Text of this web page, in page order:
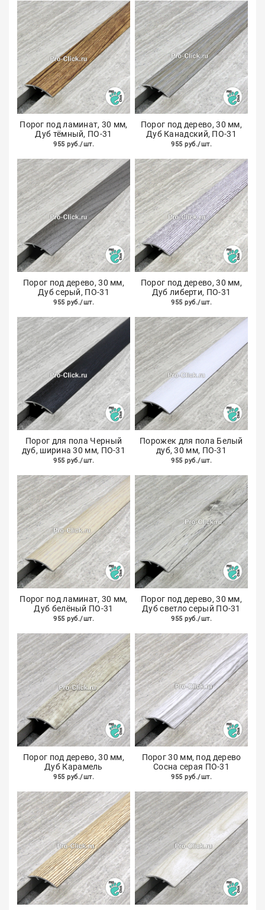
Порог под ламинат, 30 мм,
Дуб тёмный, ПО-31
955 руб./шт.
Порог под дерево, 30 мм,
Дуб Канадский, ПО-31
955 руб./шт.
Порог под дерево, 30 мм,
Дуб серый, ПО-31
955 руб./шт.
Порог под дерево, 30 мм,
Дуб либерти, ПО-31
955 руб./шт.
Порог для пола Черный
дуб, ширина 30 мм, ПО-31
955 руб./шт.
Порожек для пола Белый
дуб, 30 мм, ПО-31
955 руб./шт.
Порог под ламинат, 30 мм,
Дуб белёный ПО-31
955 руб./шт.
Порог под дерево, 30 мм,
Дуб светло серый ПО-31
955 руб./шт.
Порог под дерево, 30 мм,
Дуб Карамель
955 руб./шт.
Порог 30 мм, под дерево
Сосна серая ПО-31
955 руб./шт.